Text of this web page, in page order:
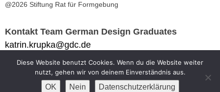
@2026 Stiftung Rat für Formgebung
Kontakt Team German Design Graduates
katrin.krupka@gdc.de
Impressum
Datenschutzerklärung
Diese Website benutzt Cookies. Wenn du die Website weiter
nutzt, gehen wir von deinem Einverständnis aus.
OK Nein Datenschutzerklärung